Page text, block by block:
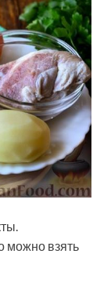
можно взять